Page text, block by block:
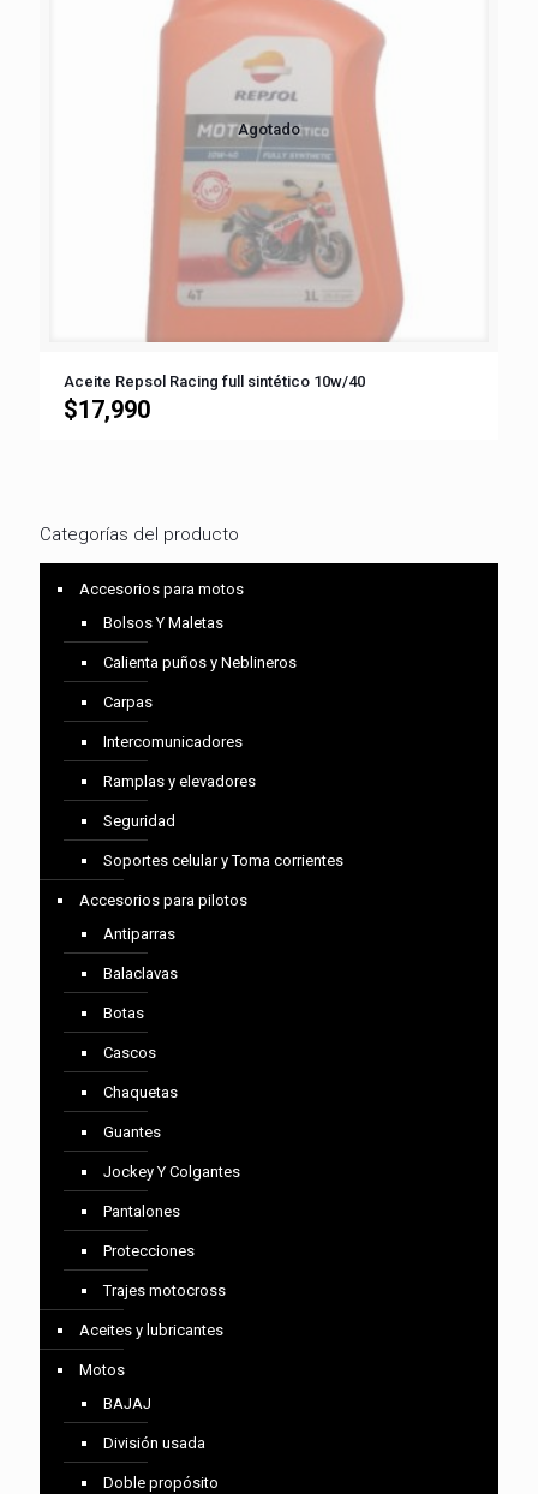
Agotado
Aceite Repsol Racing full sintético 10w/40
$17,990
Categorías del producto
Accesorios para motos
Bolsos Y Maletas
Calienta puños y Neblineros
Carpas
Intercomunicadores
Ramplas y elevadores
Seguridad
Soportes celular y Toma corrientes
Accesorios para pilotos
Antiparras
Balaclavas
Botas
Cascos
Chaquetas
Guantes
Jockey Y Colgantes
Pantalones
Protecciones
Trajes motocross
Aceites y lubricantes
Motos
BAJAJ
División usada
Doble propósito